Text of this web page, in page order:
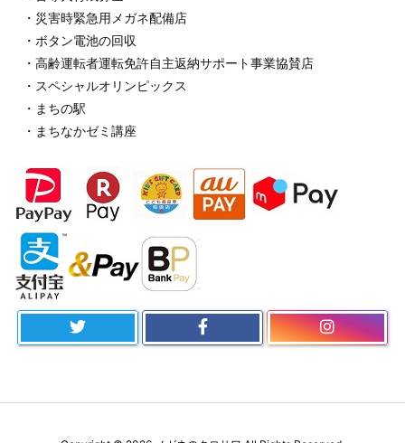
・災害時緊急用メガネ配備店
・ボタン電池の回収
・高齢運転者運転免許自主返納サポート事業協賛店
・スペシャルオリンピックス
・まちの駅
・まちなかゼミ講座